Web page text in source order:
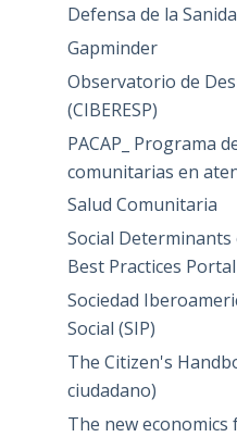
Defensa de la
Gapminder
Observatorio de
(CIBERESP)
PACAP_ Programa
comunitarias en
Salud Comunitaria
Social
Best Practices Portal
Sociedad
Social (SIP)
The Citizen's
ciudadano)
The new